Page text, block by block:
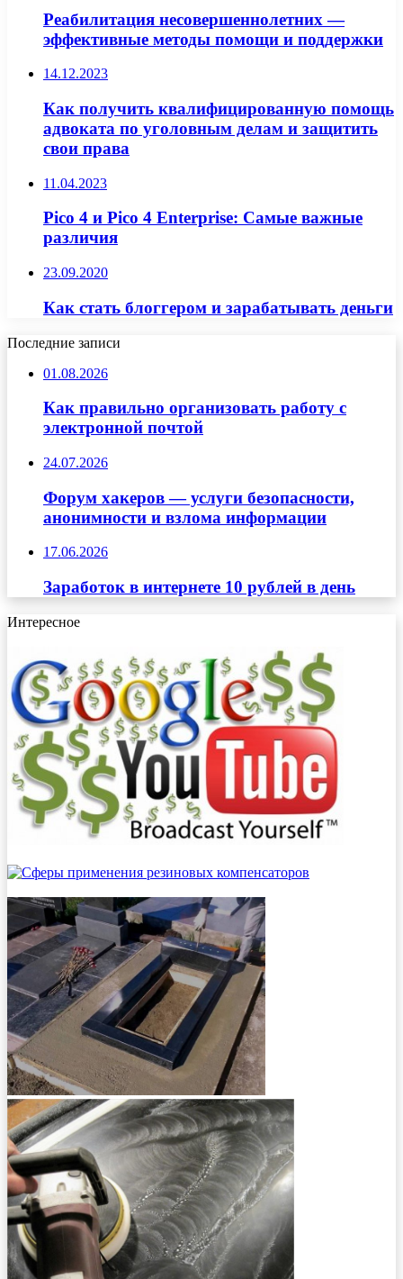
Реабилитация несовершеннолетних —
эффективные методы помощи и поддержки
14.12.2023
Как получить квалифицированную помощь
адвоката по уголовным делам и защитить
свои права
11.04.2023
Pico 4 и Pico 4 Enterprise: Самые важные
различия
23.09.2020
Как стать блоггером и зарабатывать деньги
Последние записи
01.08.2026
Как правильно организовать работу с
электронной почтой
24.07.2026
Форум хакеров — услуги безопасности,
анонимности и взлома информации
17.06.2026
Заработок в интернете 10 рублей в день
Интересное